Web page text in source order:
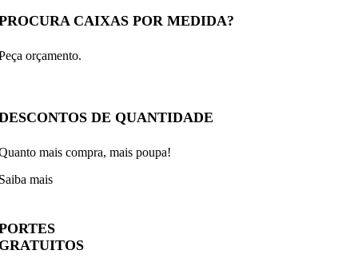
CAIXAS POR MEDIDA?
orçamento.
DE QUANTIDADE
mais compra, mais poupa!
mais